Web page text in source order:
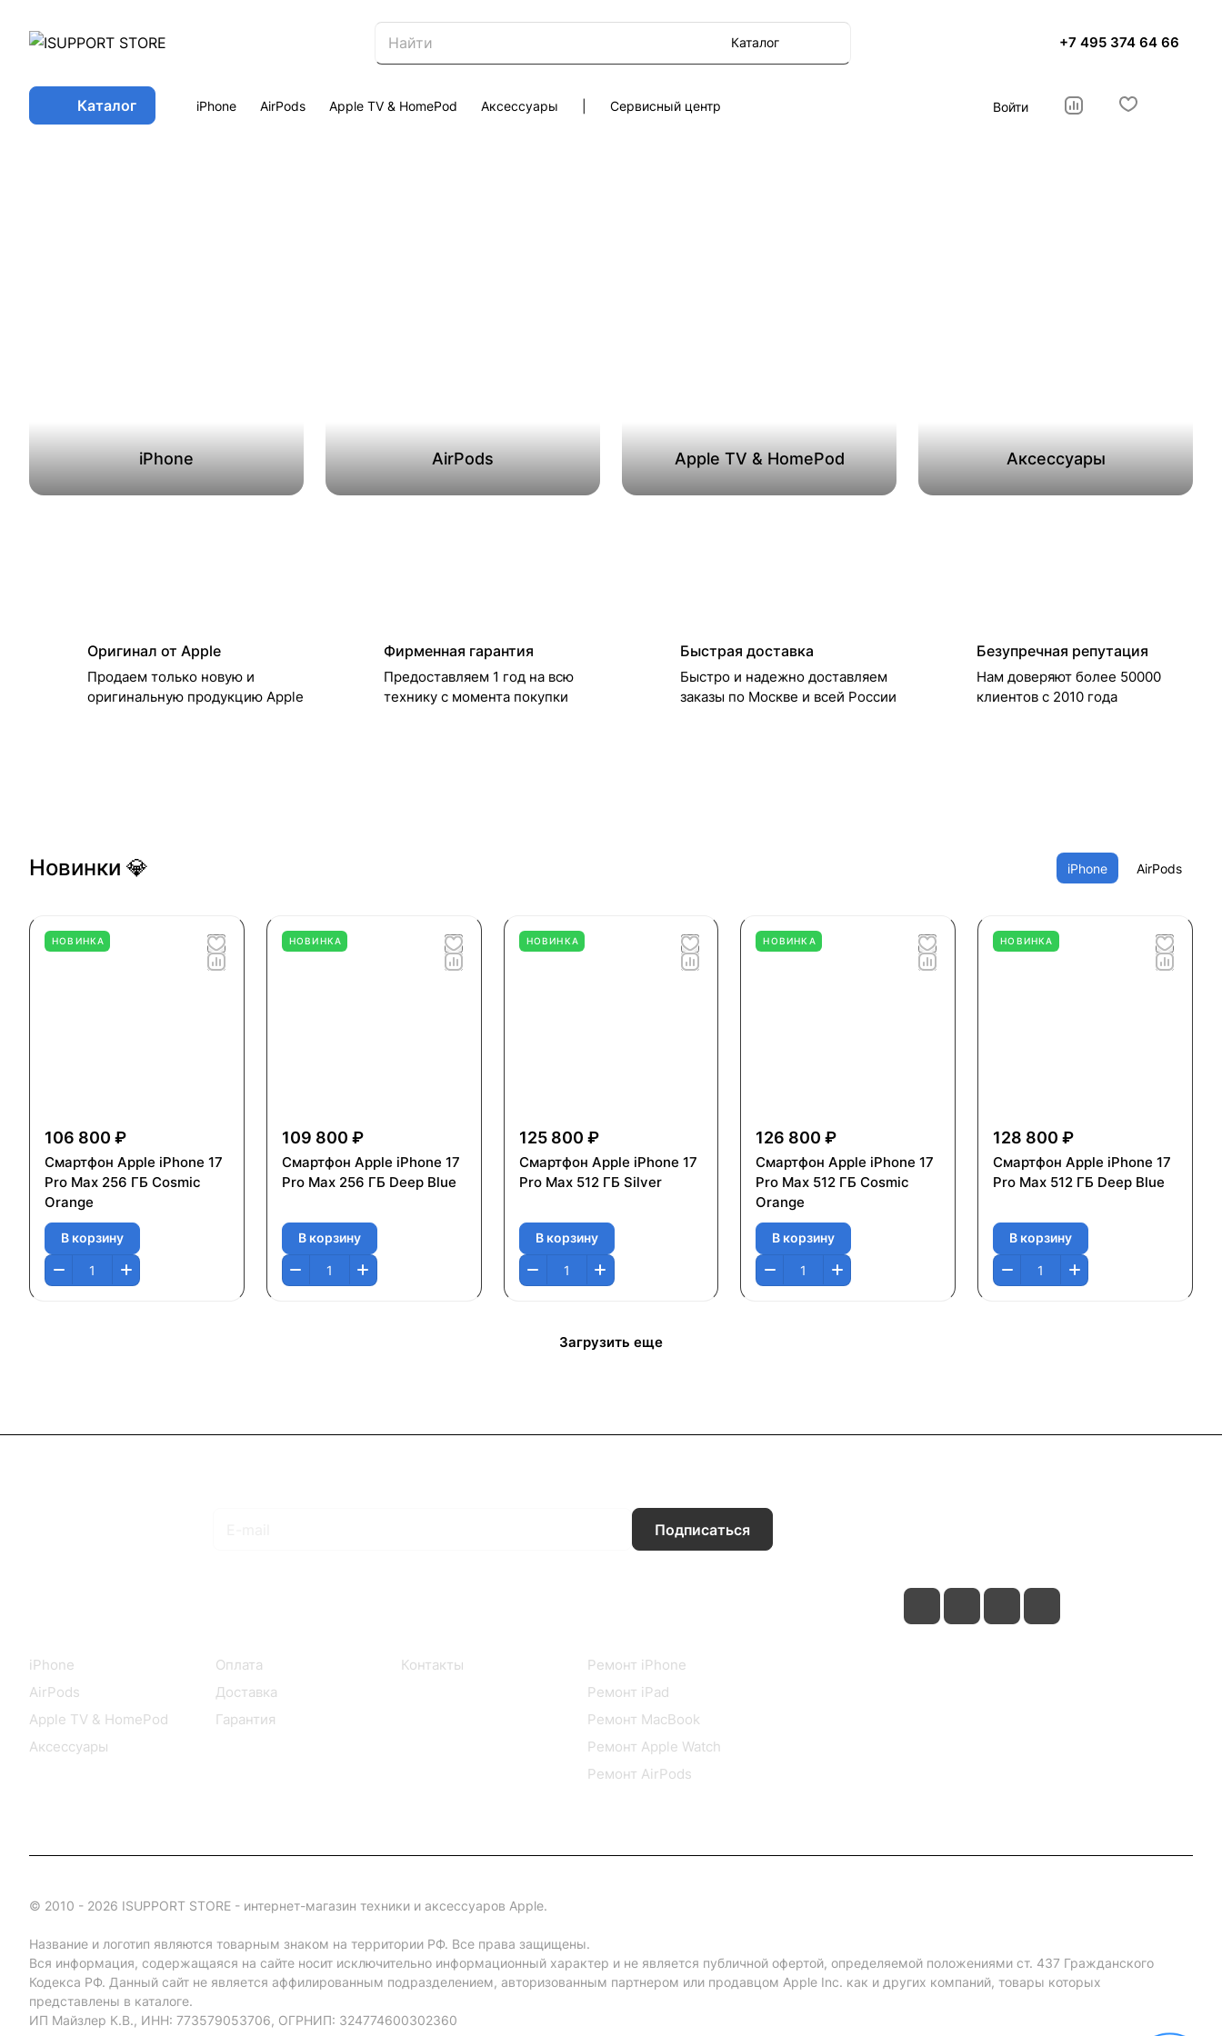
Каталог +7 495 374 64 66
Каталог iPhone AirPods Apple TV & HomePod Аксессуары Сервисный центр Войти
iPhone AirPods Apple TV & HomePod Аксессуары
Оригинал от Apple
Продаем только новую и
оригинальную продукцию Apple
Фирменная гарантия
Предоставляем 1 год на всю
технику с момента покупки
Быстрая доставка
Быстро и надежно доставляем
заказы по Москве и всей России
Безупречная репутация
Нам доверяют более 50000
клиентов с 2010 года
Новинки 💎 iPhone AirPods
НОВИНКА
106 800 ₽
Смартфон Apple iPhone 17
Pro Max 256 ГБ Cosmic
Orange
В корзину
НОВИНКА
109 800 ₽
Смартфон Apple iPhone 17
Pro Max 256 ГБ Deep Blue
В корзину
НОВИНКА
125 800 ₽
Смартфон Apple iPhone 17
Pro Max 512 ГБ Silver
В корзину
НОВИНКА
126 800 ₽
Смартфон Apple iPhone 17
Pro Max 512 ГБ Cosmic
Orange
В корзину
НОВИНКА
128 800 ₽
Смартфон Apple iPhone 17
Pro Max 512 ГБ Deep Blue
В корзину
Загрузить еще
Подписаться
iPhone
AirPods
Apple TV & HomePod
Аксессуары
Оплата
Доставка
Гарантия
Контакты
Ремонт iPhone
Ремонт iPad
Ремонт MacBook
Ремонт Apple Watch
Ремонт AirPods
© 2010 - 2026 ISUPPORT STORE - интернет-магазин техники и аксессуаров Apple.
Название и логотип являются товарным знаком на территории РФ. Все права защищены.
Вся информация, содержащаяся на сайте носит исключительно информационный характер и не является публичной офертой, определяемой положениями ст. 437 Гражданского
Кодекса РФ. Данный сайт не является аффилированным подразделением, авторизованным партнером или продавцом Apple Inc. как и других компаний, товары которых
представлены в каталоге.
ИП Майзлер К.В., ИНН: 773579053706, ОГРНИП: 324774600302360